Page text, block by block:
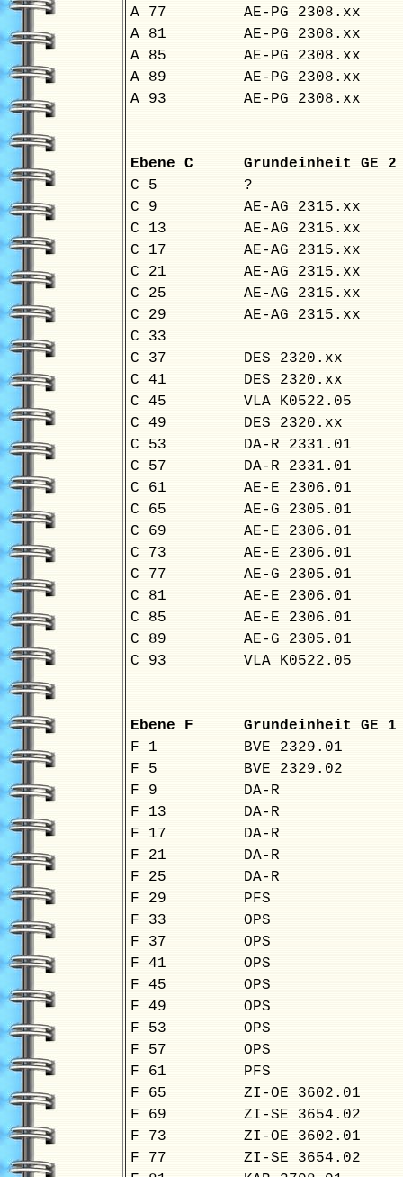
A 77
AE-PG 2308.xx
A 81
AE-PG 2308.xx
A 85
AE-PG 2308.xx
A 89
AE-PG 2308.xx
A 93
AE-PG 2308.xx
Ebene C
Grundeinheit GE
C 5
?
C 9
AE-AG 2315.xx
C 13
AE-AG 2315.xx
C 17
AE-AG 2315.xx
C 21
AE-AG 2315.xx
C 25
AE-AG 2315.xx
C 29
AE-AG 2315.xx
C 33
C 37
DES 2320.xx
C 41
DES 2320.xx
C 45
VLA K0522.05
C 49
DES 2320.xx
C 53
DA-R 2331.01
C 57
DA-R 2331.01
C 61
AE-E 2306.01
C 65
AE-G 2305.01
C 69
AE-E 2306.01
C 73
AE-E 2306.01
C 77
AE-G 2305.01
C 81
AE-E 2306.01
C 85
AE-E 2306.01
C 89
AE-G 2305.01
C 93
VLA K0522.05
Ebene F
Grundeinheit GE
F 1
BVE 2329.01
F 5
BVE 2329.02
F 9
DA-R
F 13
DA-R
F 17
DA-R
F 21
DA-R
F 25
DA-R
F 29
PFS
F 33
OPS
F 37
OPS
F 41
OPS
F 45
OPS
F 49
OPS
F 53
OPS
F 57
OPS
F 61
PFS
F 65
ZI-OE 3602.01
F 69
ZI-SE 3654.02
F 73
ZI-OE 3602.01
F 77
ZI-SE 3654.02